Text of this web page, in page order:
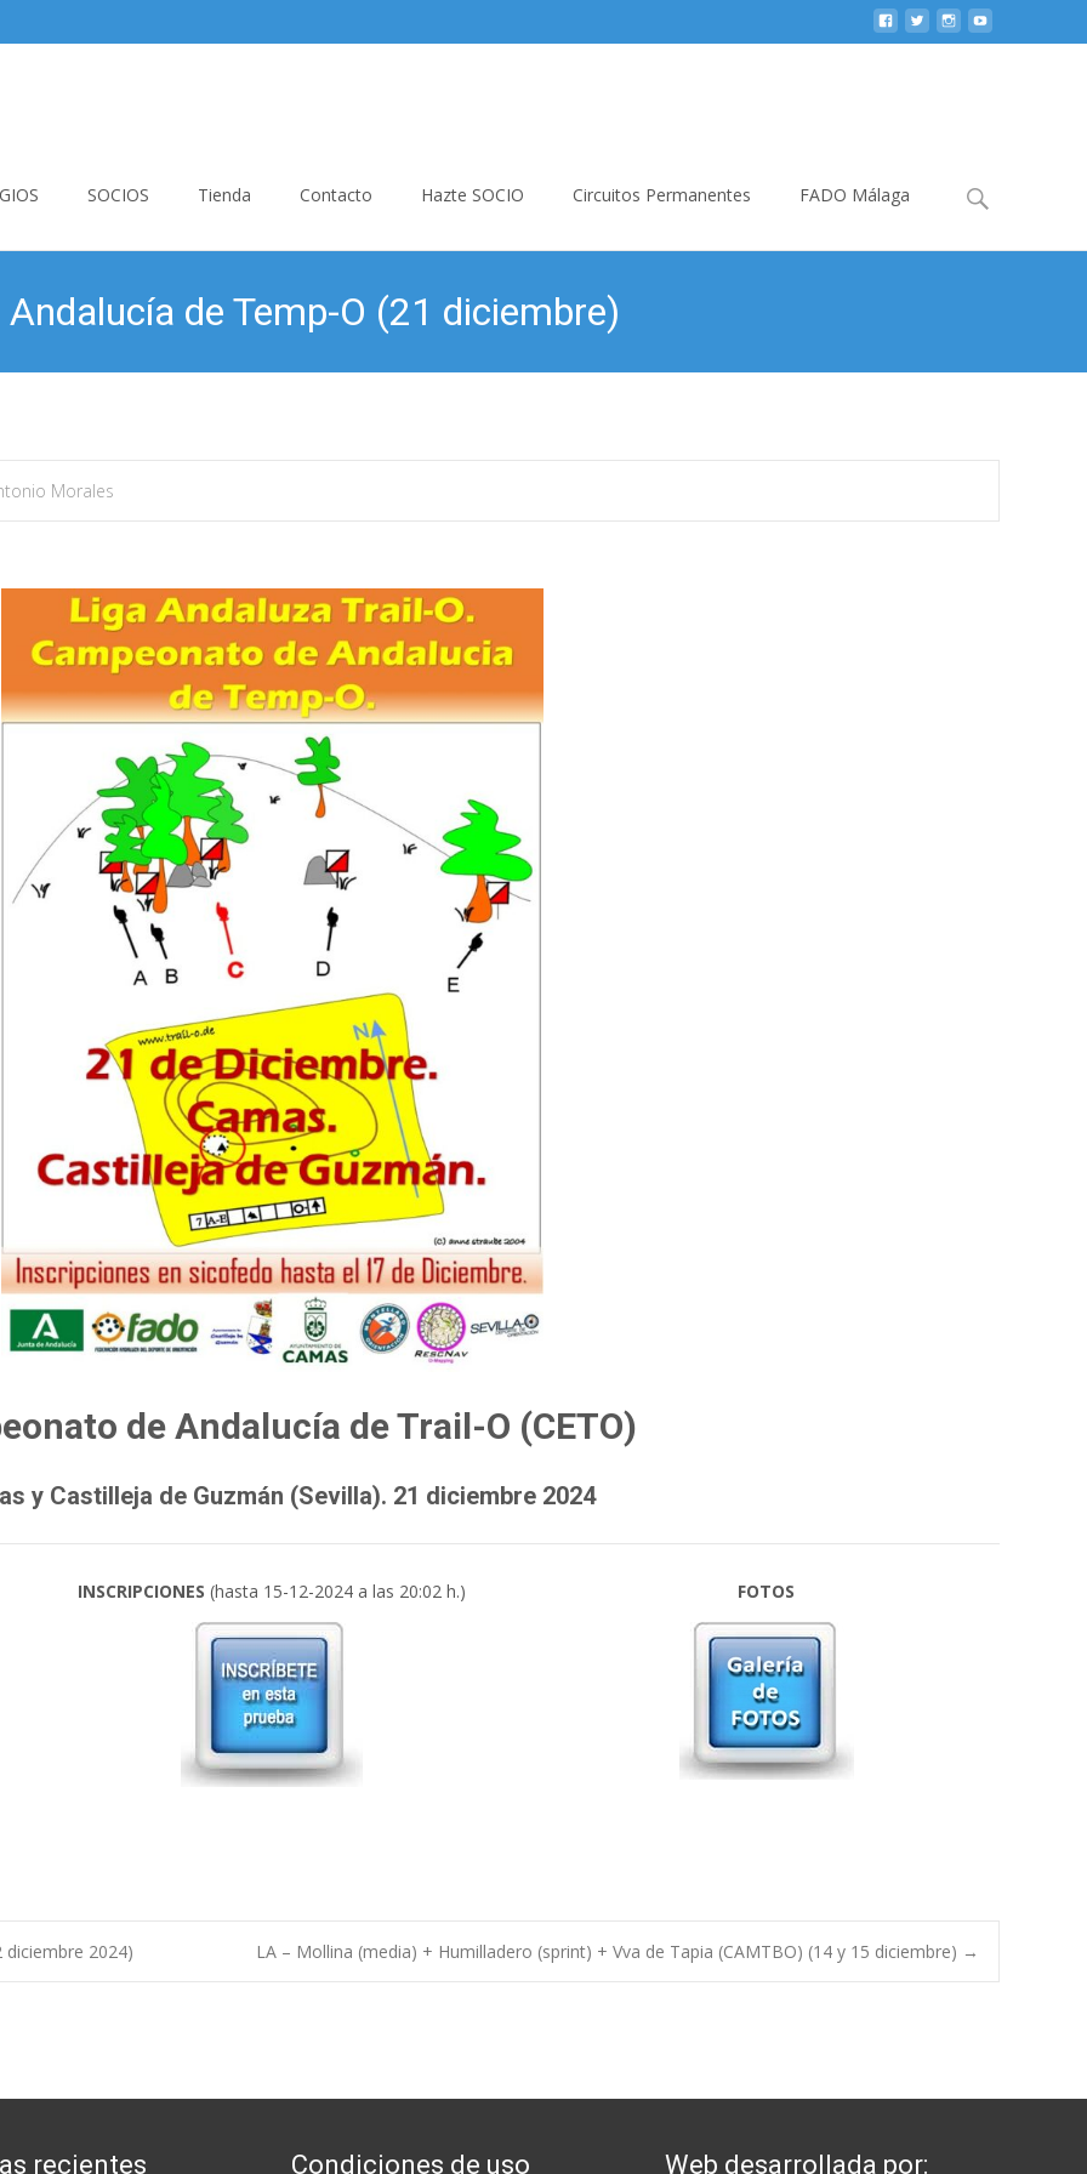
SOCIOS Tienda Contacto Hazte SOCIO Circuitos Permanentes FADO Málaga Buscar:
de Temp-O (21 diciembre)
Morales
de Andalucía de Trail-O (CETO)
y Castilleja de Guzmán (Sevilla). 21 diciembre 2024
INSCRIPCIONES (hasta 15-12-2024 a las 20:02 h.) FOTOS
2024) LA – Mollina (media) + Humilladero (sprint) + Vva de Tapia (CAMTBO) (14 y 15 diciembre) →
recientes Condiciones de uso Web desarrollada por: